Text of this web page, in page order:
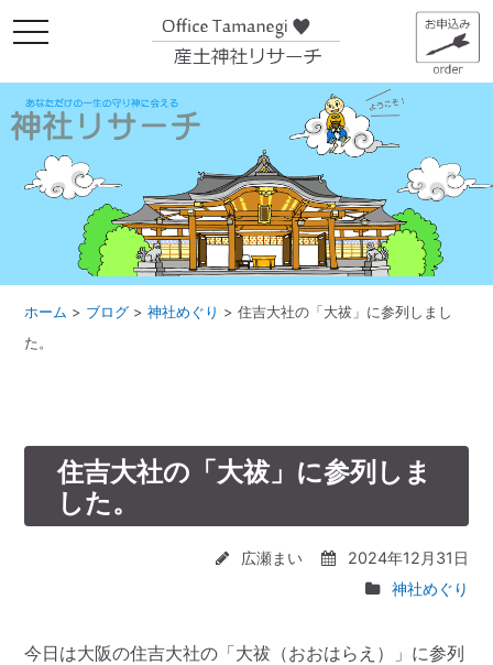
メ
ニ
ー
ホーム > ブログ >神社めぐり >住吉大社の「大祓」に参列しまし
た。
住吉大社の「大祓」に参列しま
した。
広瀬まい
2024年12月31日
神社めぐり
今日は大阪の住吉大社の「大祓（おおはらえ）」に参列